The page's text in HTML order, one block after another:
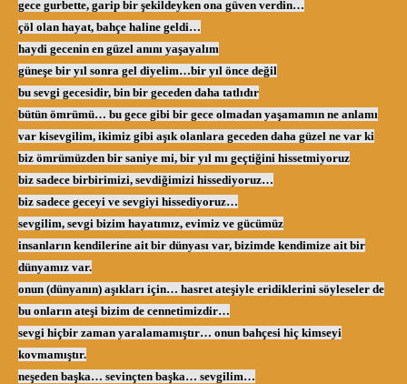
gece gurbette, garip bir şekildeyken ona güven verdin…
çöl olan hayat, bahçe haline geldi…
haydi gecenin en güzel anını yaşayalım
güneşe bir yıl sonra gel diyelim…bir yıl önce değil
bu sevgi gecesidir, bin bir geceden daha tatlıdır
bütün ömrümü… bu gece gibi bir gece olmadan yaşamamın ne anlamı
var kisevgilim, ikimiz gibi aşık olanlara geceden daha güzel ne var ki
biz ömrümüzden bir saniye mi, bir yıl mı geçtiğini hissetmiyoruz
biz sadece birbirimizi, sevdiğimizi hissediyoruz…
biz sadece geceyi ve sevgiyi hissediyoruz…
sevgilim, sevgi bizim hayatımız, evimiz ve gücümüz
insanların kendilerine ait bir dünyası var, bizimde kendimize ait bir
dünyamız var.
onun (dünyanın) aşıkları için… hasret ateşiyle eridiklerini söyleseler de
bu onların ateşi bizim de cennetimizdir…
sevgi hiçbir zaman yaralamamıştır… onun bahçesi hiç kimseyi
kovmamıştır.
neşeden başka… sevinçten başka… sevgilim…